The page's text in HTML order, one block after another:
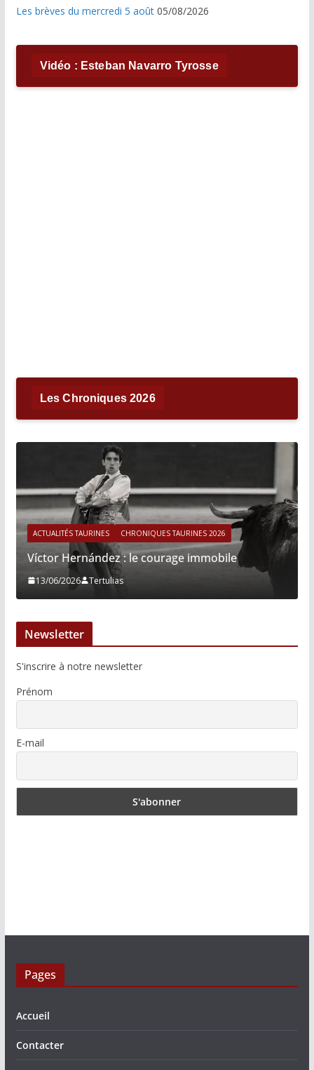
Les brèves du mercredi 5 août 05/08/2026
Vidéo : Esteban Navarro Tyrosse
Les Chroniques 2026
ACTUALITÉS TAURINES CHRONIQUES TAURINES 2026
Víctor Hernández : le courage immobile
13/06/2026 Tertulias
Newsletter
S'inscrire à notre newsletter
Prénom
E-mail
Pages
Accueil
Contacter